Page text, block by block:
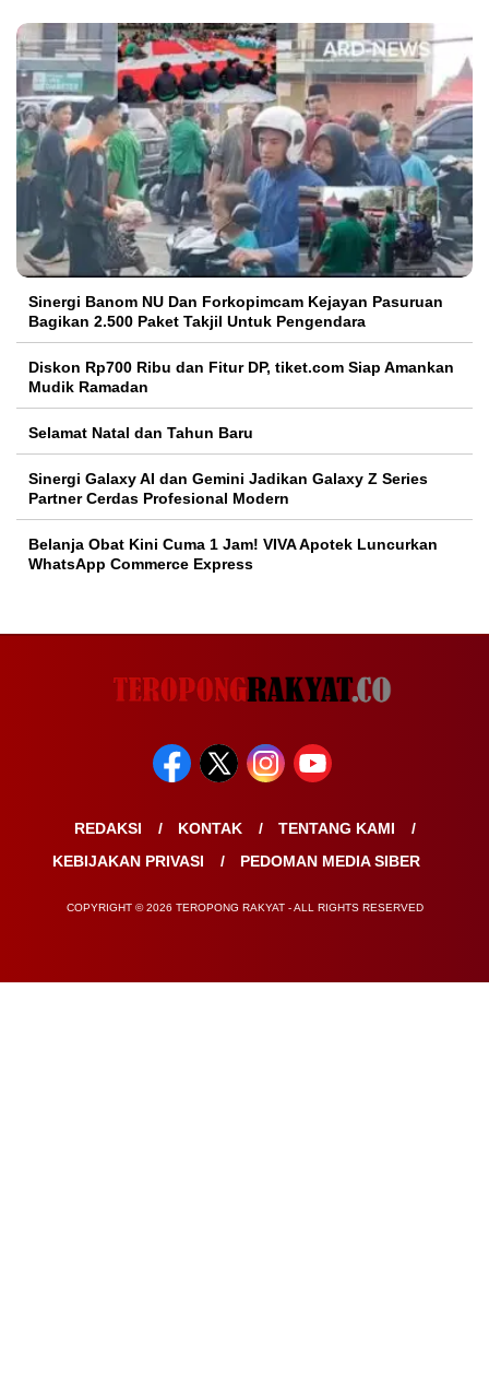
Sinergi Banom NU Dan Forkopimcam Kejayan Pasuruan
Bagikan 2.500 Paket Takjil Untuk Pengendara
Diskon Rp700 Ribu dan Fitur DP, tiket.com Siap Amankan
Mudik Ramadan
Selamat Natal dan Tahun Baru
Sinergi Galaxy AI dan Gemini Jadikan Galaxy Z Series
Partner Cerdas Profesional Modern
Belanja Obat Kini Cuma 1 Jam! VIVA Apotek Luncurkan
WhatsApp Commerce Express
REDAKSI KONTAK
TENTANG KAMI
KEBIJAKAN PRIVASI
PEDOMAN MEDIA SIBER
COPYRIGHT © 2026 TEROPONG RAKYAT - ALL RIGHTS RESERVED